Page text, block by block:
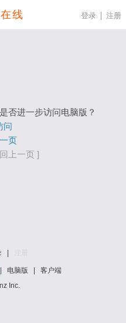
线 登录 注册
否进一步访问电脑版？
问
页
上一页 ]
电脑版
客户端
Inc.